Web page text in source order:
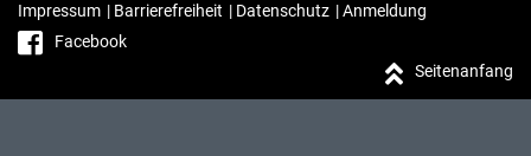
Impressum | Barrierefreiheit | Datenschutz |Anmeldung
Facebook
Seitenanfang